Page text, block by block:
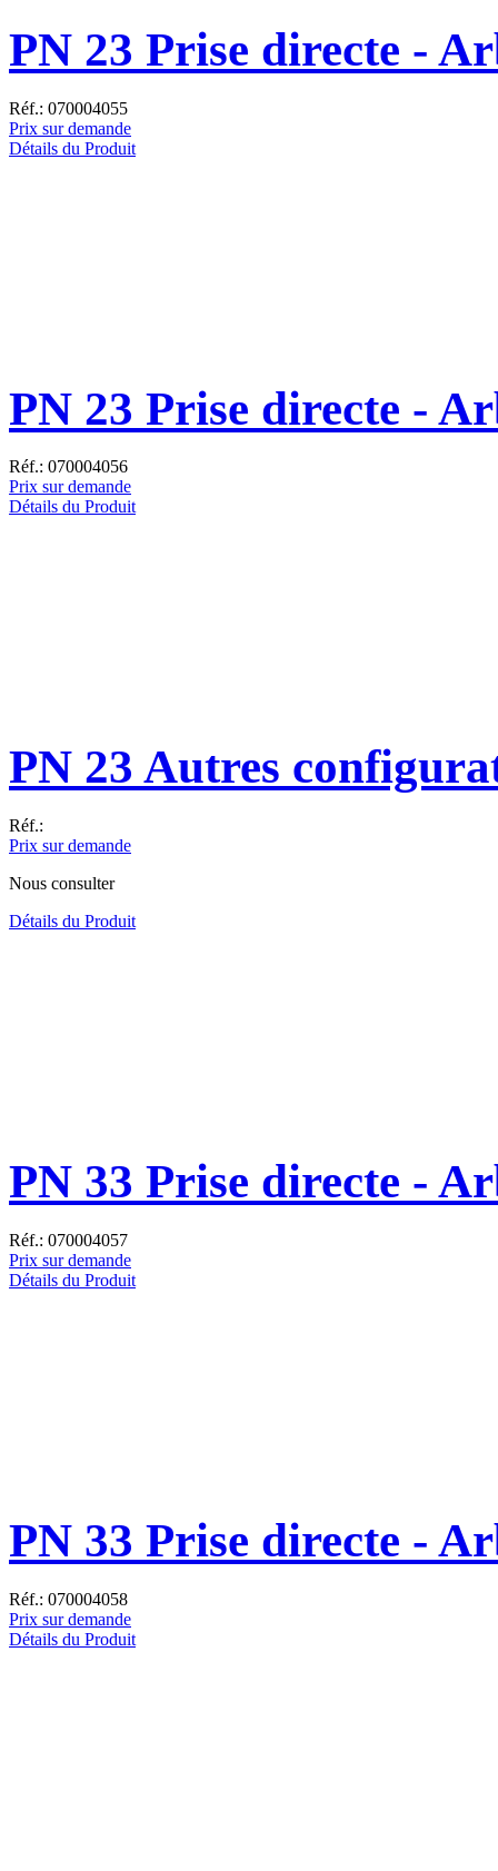
PN 23 Prise directe -
Réf.: 070004055
Prix sur demande
Détails du Produit
PN 23 Prise directe -
Réf.: 070004056
Prix sur demande
Détails du Produit
PN 23 Autres
Réf.:
Prix sur demande
Nous consulter
Détails du Produit
PN 33 Prise directe -
Réf.: 070004057
Prix sur demande
Détails du Produit
PN 33 Prise directe -
Réf.: 070004058
Prix sur demande
Détails du Produit